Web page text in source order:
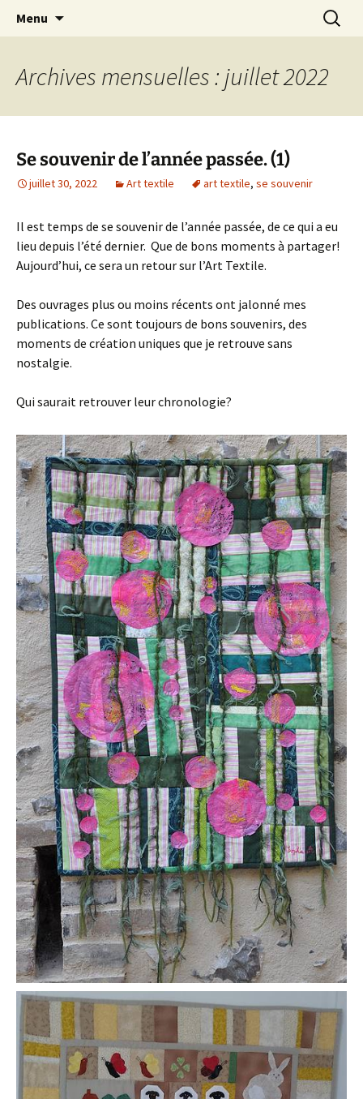
filsetcrayons
Le blog de Sophie A
Menu
Archives mensuelles : juillet 2022
Se souvenir de l’année passée. (1)
juillet 30, 2022 Art textile art textile, se souvenir
Il est temps de se souvenir de l’année passée, de ce qui a eu
lieu depuis l’été dernier. Que de bons moments à partager!
Aujourd’hui, ce sera un retour sur l’Art Textile.
Des ouvrages plus ou moins récents ont jalonné mes
publications. Ce sont toujours de bons souvenirs, des
moments de création uniques que je retrouve sans
nostalgie.
Qui saurait retrouver leur chronologie?